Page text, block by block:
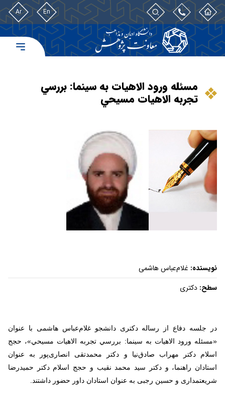
En
Ar
مسئله ورود الاهيات به سينما: بررسي
تجربه الاهيات مسيحي
نویسنده: غلام‌عباس هاشمی
سطح: دکتری
در جلسه دفاع از رساله دکتری دانشجو غلام‌عباس هاشمی با عنوان
«مسئله ورود الاهيات به سينما: بررسي تجربه الاهيات مسيحي»، حجج
اسلام دکتر مهراب صادق‌نیا و دکتر محمدتقی انصاری‌پور به عنوان
استادان راهنما، و دکتر سید محمد نقیب و حجج اسلام دکتر حمیدرضا
شریعتمداری و حسین رجبی به عنوان استادان داور حضور داشتند.